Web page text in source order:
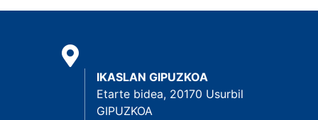
IKASLAN GIPUZKOA
Etarte bidea, 20170 Usurbil
GIPUZKOA